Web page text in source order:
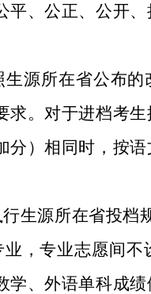
平、公正、公开
源所在省公布
。对于进档考
分）相同时，按
生源所在省投档
，专业志愿间
学、外语单科成绩